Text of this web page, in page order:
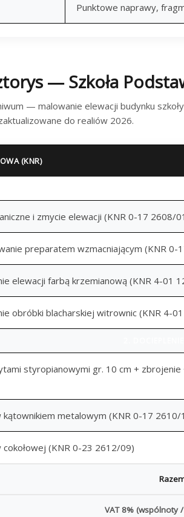
Punktowe naprawy,
— Szkoła
— malowanie elewacji budynku
do realiów 2026.
(KNR)
i zmycie elewacji (KNR 0-17 2608/
preparatem wzmacniającym (KNR 0-
elewacji farbą krzemianową (KNR 4-01
obróbki blacharskiej witrownic (KNR 4-
styropianowymi gr. 10 cm +
kątownikiem metalowym (KNR 0-17 2610/
(KNR 0-23 2612/09)
VAT 8% (wspólnoty